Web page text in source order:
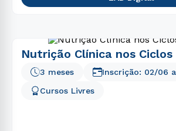
Nutrição Clínica nos Ciclos
Cursos Livres
3 meses Inscrição: 02/06 a